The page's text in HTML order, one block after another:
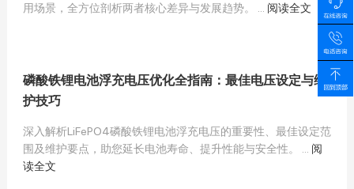
用场景，全方位剖析两者核心差异与发展趋势。 ... 阅读全文
磷酸铁锂电池浮充电压优化全指南：最佳电压设定与维
护技巧
深入解析LiFePO4磷酸铁锂电池浮充电压的重要性、最佳设定范
围及维护要点，助您延长电池寿命、提升性能与安全性。 ... 阅
读全文